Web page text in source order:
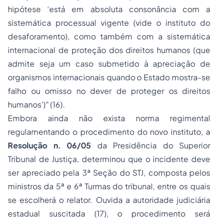
hipótese ‘está em absoluta consonância com a
sistemática processual vigente (vide o instituto do
desaforamento), como também com a sistemática
internacional de proteção dos direitos humanos (que
admite seja um caso submetido à apreciação de
organismos internacionais quando o Estado mostra-se
falho ou omisso no dever de proteger os direitos
humanos’)" (16).
Embora ainda não exista norma regimental
regulamentando o procedimento do novo instituto, a
Resolução n. 06/05 da Presidência do Superior
Tribunal de Justiça, determinou que o incidente deve
ser apreciado pela 3ª Seção do STJ, composta pelos
ministros da 5ª e 6ª Turmas do tribunal, entre os quais
se escolherá o relator. Ouvida a autoridade judiciária
estadual suscitada (17), o procedimento será